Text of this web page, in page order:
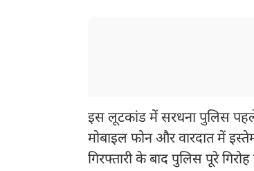
इस लूटकांड में सरधना पुलिस पहले
मोबाइल फोन और वारदात में
गिरफ्तारी के बाद पुलिस पूरे